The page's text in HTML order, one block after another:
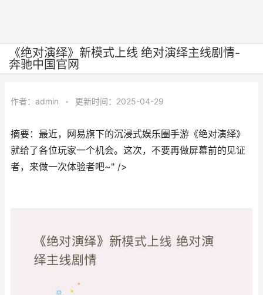
《绝对演绎》新模式上线 绝对演绎主线剧情-
奔驰中国官网
作者： admin • 更新时间：2025-04-29
摘要：最近，网易旗下的沉浸式娱乐圈手游《绝对演绎》
就给了各位玩家一个机会。这次，不要再做屏幕前的见证
者，来做一次体验者吧~" />